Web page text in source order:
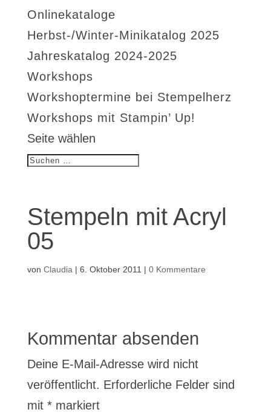
Onlinekataloge
Herbst-/Winter-Minikatalog 2025
Jahreskatalog 2024-2025
Workshops
Workshoptermine bei Stempelherz
Workshops mit Stampin’ Up!
Seite wählen
Stempeln mit Acryl
05
von Claudia | 6. Oktober 2011 | 0 Kommentare
Kommentar absenden
Deine E-Mail-Adresse wird nicht
veröffentlicht. Erforderliche Felder sind
mit *markiert